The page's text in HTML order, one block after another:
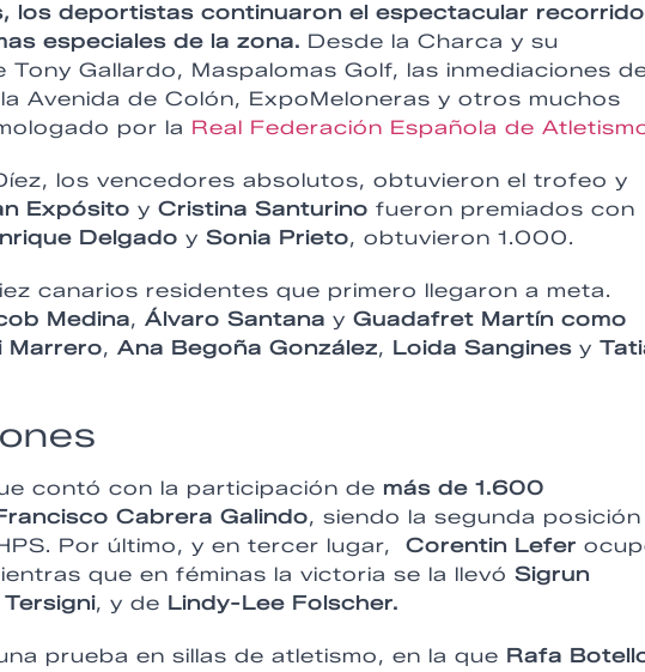
los deportistas continuaron el espectacular recorrido
especiales de la zona. Desde la Charca y su
Gallardo, Maspalomas Golf, las inmediaciones
Avenida de Colón, ExpoMeloneras y otros muchos
por la Real Federación Española de
los vencedores absolutos, obtuvieron el trofeo y
Expósito y Cristina Santurino fueron premiados con
Delgado y Sonia Prieto, obtuvieron 1.000.
canarios residentes que primero llegaron a meta.
Medina, Álvaro Santana y Guadafret Martín como
Marrero, Ana Begoña González, Loida Sangines y
contó con la participación de más de 1.600
Cabrera Galindo, siendo la segunda posición
Por último, y en tercer lugar, Corentin Lefer
que en féminas la victoria se la llevó Sigrun
Tersigni, y de Lindy-Lee Folscher.
prueba en sillas de atletismo, en la que Rafa